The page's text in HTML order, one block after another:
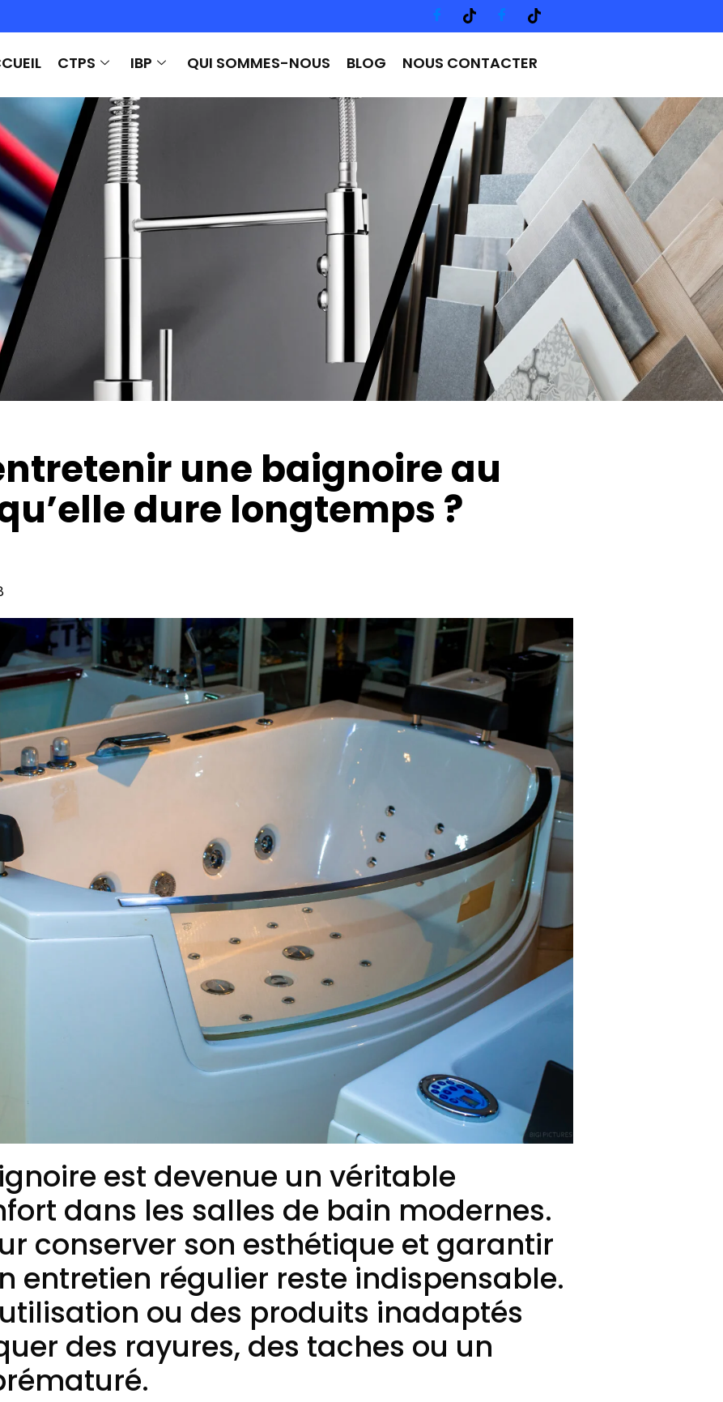
CTPS IBP QUI SOMMES-NOUS BLOG NOUS CONTACTER
une baignoire au
dure longtemps ?
est devenue un véritable
dans les salles de bain modernes.
conserver son esthétique et garantir
entretien régulier reste indispensable.
ou des produits inadaptés
des rayures, des taches ou un